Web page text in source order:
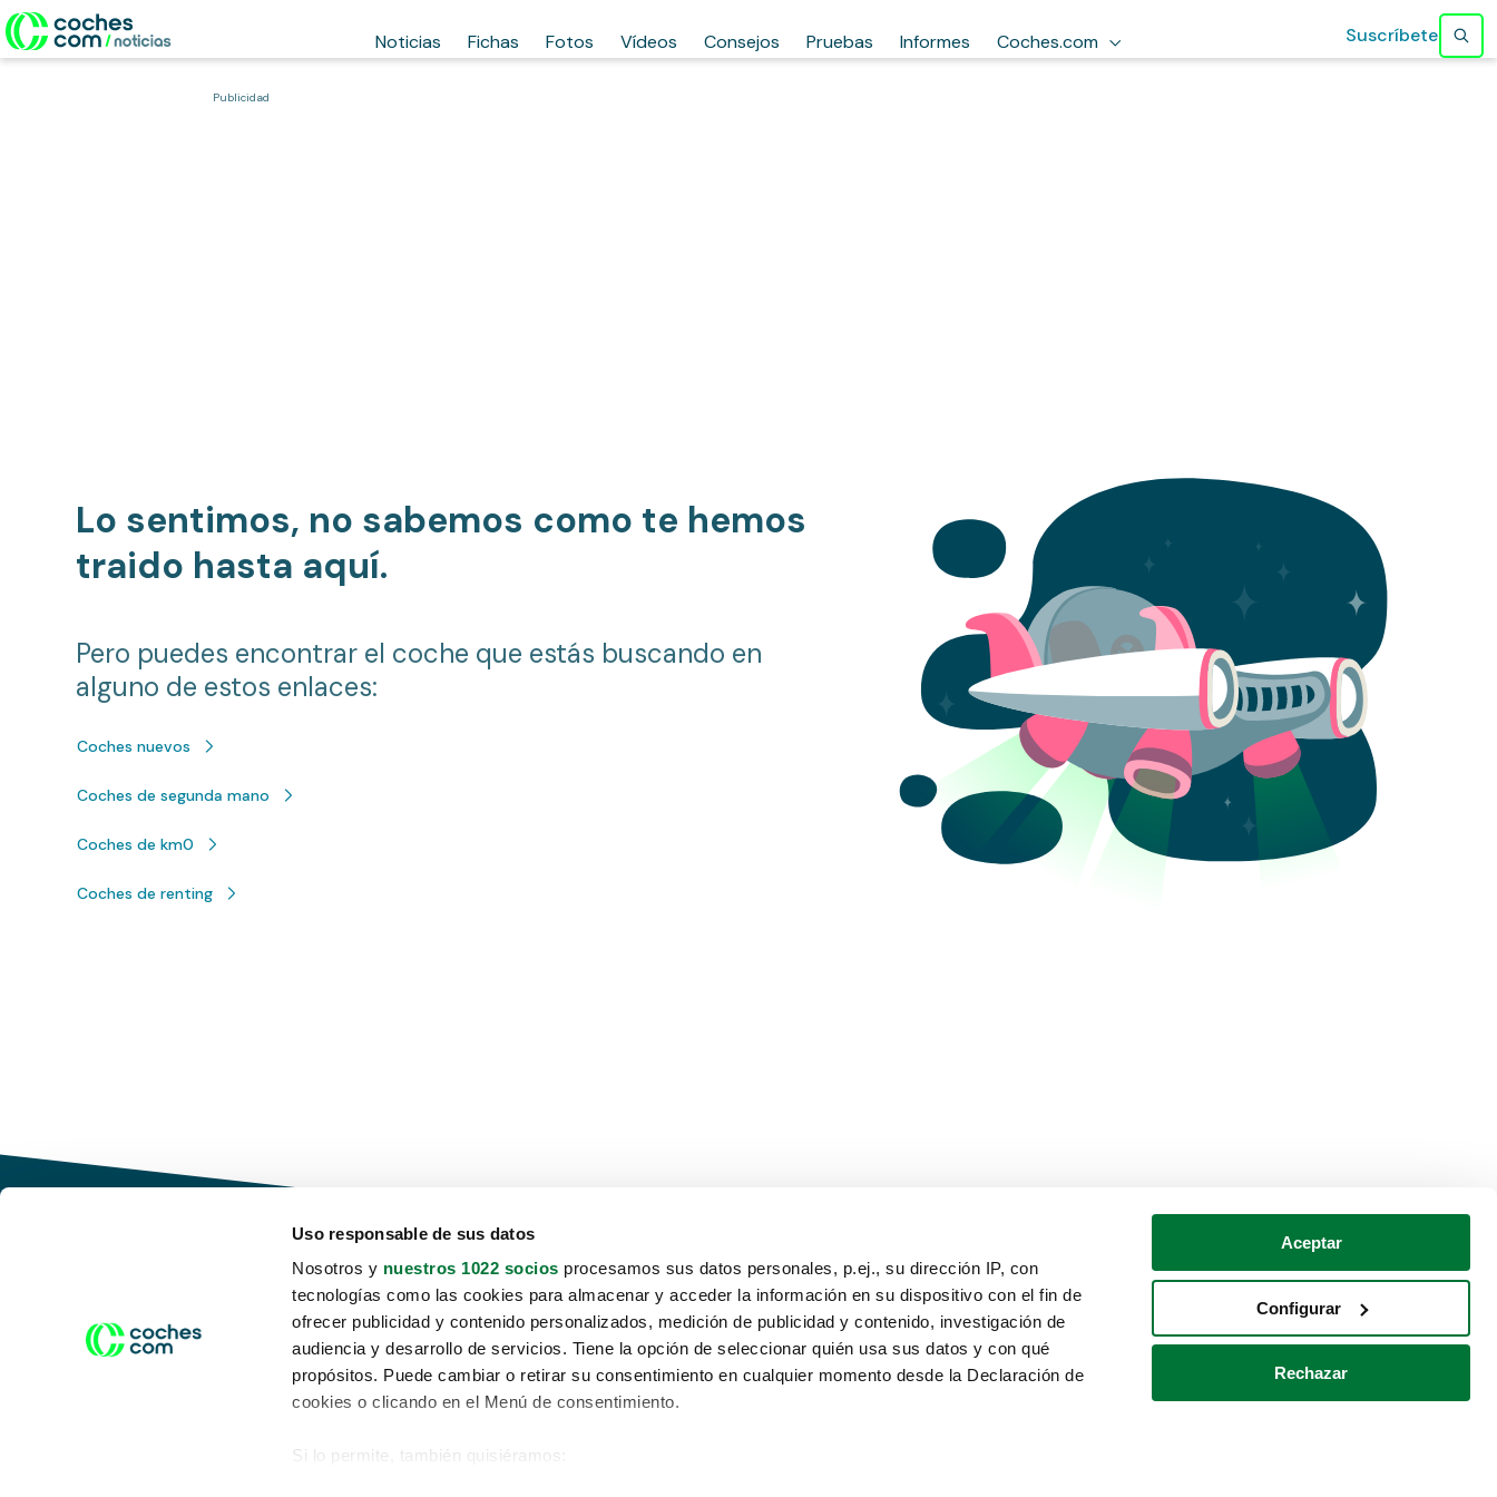
Uso responsable de sus datos
Nosotros y nuestros 1022 socios procesamos sus datos personales, p.ej., su dirección IP, con
tecnologías como las cookies para almacenar y acceder la información en su dispositivo con el fin de
ofrecer publicidad y contenido personalizados, medición de publicidad y contenido, investigación de
audiencia y desarrollo de servicios. Tiene la opción de seleccionar quién usa sus datos y con qué
propósitos. Puede cambiar o retirar su consentimiento en cualquier momento desde la Declaración de
cookies o clicando en el Menú de consentimiento.
Si lo permite, también quisiéramos:
Aceptar
Configurar
Rechazar
Noticias Fichas Fotos Vídeos Consejos Pruebas Informes Coches.com Suscríbete
Publicidad
Lo sentimos, no sabemos como te hemos
traido hasta aquí.
Pero puedes encontrar el coche que estás buscando en
alguno de estos enlaces:
Coches nuevos
Coches de segunda mano
Coches de km0
Coches de renting
Conduce tu futuro,
desata tu movilidad